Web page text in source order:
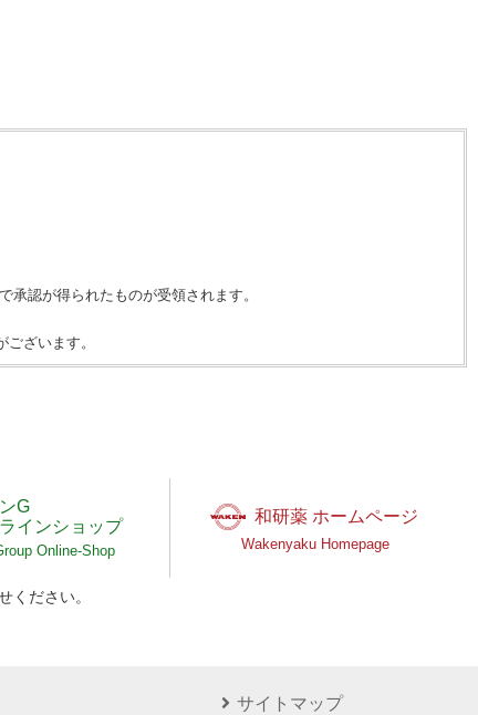
認が得られたものが受領されます。
ざいます。
G
インショップ
Online-Shop
和研薬 ホームページ
Wakenyaku Homepage
ください。
サイトマップ